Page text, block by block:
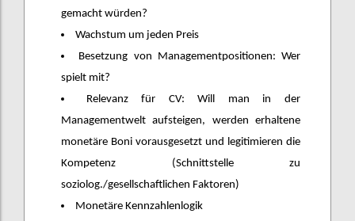
gemacht würden?
Wachstum um jeden Preis
Besetzung von Managementpositionen: Wer
spielt mit?
Relevanz für CV: Will man in der
Managementwelt aufsteigen, werden erhaltene
monetäre Boni vorausgesetzt und legitimieren die
Kompetenz (Schnittstelle zu
soziolog./gesellschaftlichen Faktoren)
Monetäre Kennzahlenlogik